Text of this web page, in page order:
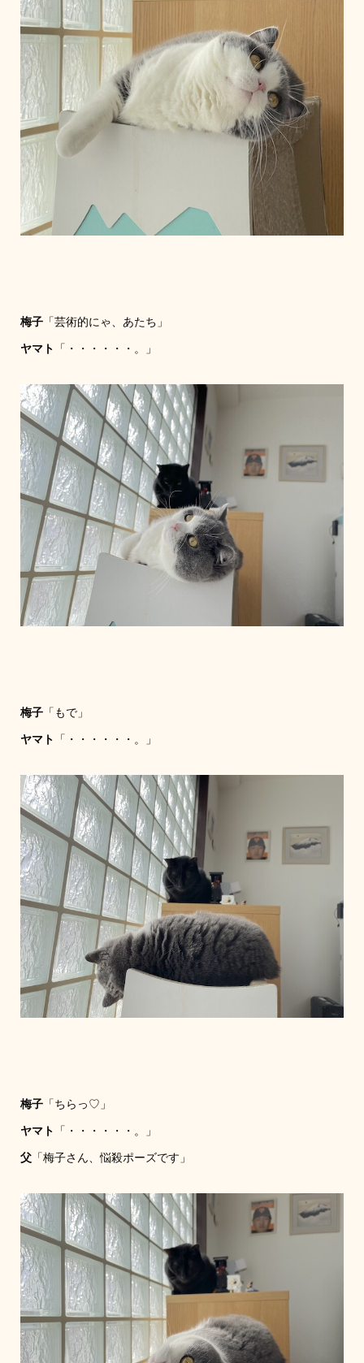
梅子「芸術的にゃ、あたち」
ヤマト 「・・・・・・。」
梅子「もで」
ヤマト 「・・・・・・。」
梅子「ちらっ♡」
ヤマト 「・・・・・・。」
父「梅子さん、悩殺ポーズです」